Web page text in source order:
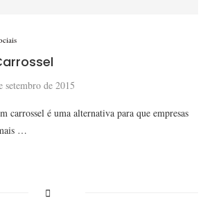
setembro de 2015
carrossel é uma alternativa para que empresas
…